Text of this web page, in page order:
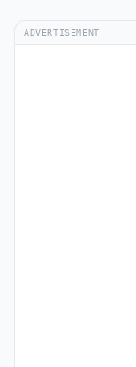
ADVERTISEMENT